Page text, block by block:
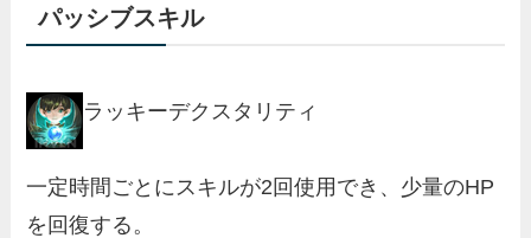
パッシブスキル
ラッキーデクスタリティ
一定時間ごとにスキルが2回使用でき、少量のHP
を回復する。